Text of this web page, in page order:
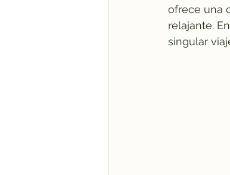
ofrece una
relajante.
singular